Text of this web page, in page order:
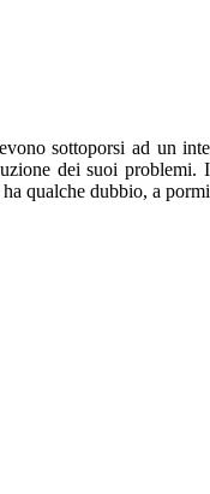
sottoporsi ad un
dei suoi problemi.
qualche dubbio, a